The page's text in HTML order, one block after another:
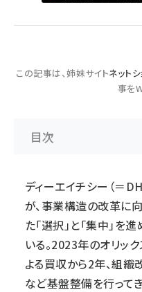
この記事は、姉妹サイトネット
事を
目次
ディーエイチシー（＝
が、事業構造の改革に
た「選択」と「集中」を
いる。2023年のオリッ
よる買収から2年、組織
など基盤整備を行ってき